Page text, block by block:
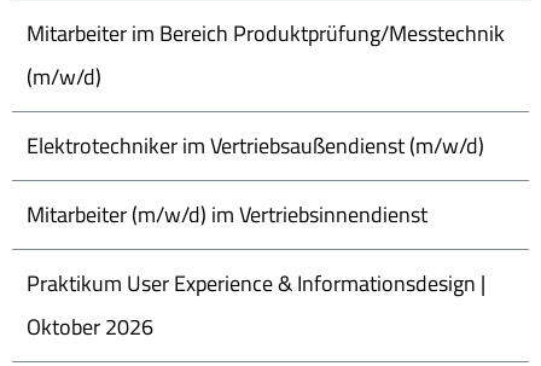
Mitarbeiter im Bereich Produktprüfung/Messtechnik
(m/w/d)
Elektrotechniker im Vertriebsaußendienst (m/w/d)
Mitarbeiter (m/w/d) im Vertriebsinnendienst
Praktikum User Experience & Informationsdesign |
Oktober 2026